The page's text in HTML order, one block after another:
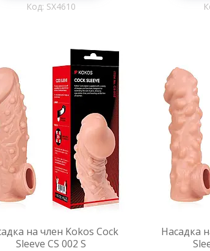
SX4610
на член Kokos Cock
Sleeve CS 002 S
Насадка